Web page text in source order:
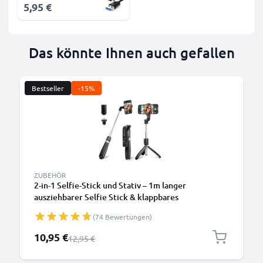
5,95 €
Das könnte Ihnen auch gefallen
Bestseller -15%
ZUBEHÖR
2-in-1 Selfie-Stick und Stativ – 1m langer
ausziehbarer Selfie Stick & klappbares
Handy und Kamera – kompatibel mit iPhone, GoPro,
Android & weiteren – Schwarz
(74 Bewertungen)
Sonderpreis
10,95 €Regulärer Preis
12,95 €